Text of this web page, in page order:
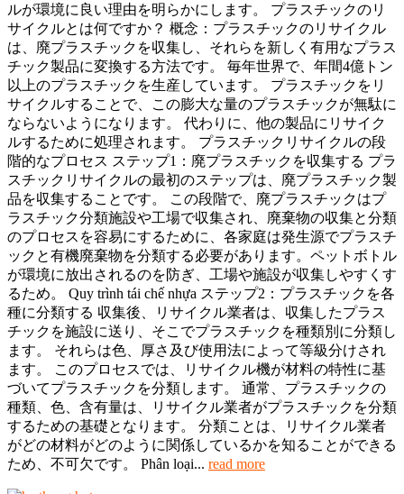
ルが環境に良い理由を明らかにします。 プラスチックのリ
サイクルとは何ですか？ 概念：プラスチックのリサイクル
は、廃プラスチックを収集し、それらを新しく有用なプラス
チック製品に変換する方法です。 毎年世界で、年間4億トン
以上のプラスチックを生産しています。 プラスチックをリ
サイクルすることで、この膨大な量のプラスチックが無駄に
ならないようになります。 代わりに、他の製品にリサイク
ルするために処理されます。 プラスチックリサイクルの段
階的なプロセス ステップ1：廃プラスチックを収集する プラ
スチックリサイクルの最初のステップは、廃プラスチック製
品を収集することです。 この段階で、廃プラスチックはプ
ラスチック分類施設や工場で収集され、廃棄物の収集と分類
のプロセスを容易にするために、各家庭は発生源でプラスチ
ックと有機廃棄物を分類する必要があります。ペットボトル
が環境に放出されるのを防ぎ、工場や施設が収集しやすくす
るため。 Quy trình tái chế nhựa ステップ2：プラスチックを各
種に分類する 収集後、リサイクル業者は、収集したプラス
チックを施設に送り、そこでプラスチックを種類別に分類し
ます。 それらは色、厚さ及び使用法によって等級分けされ
ます。 このプロセスでは、リサイクル機が材料の特性に基
づいてプラスチックを分類します。 通常、プラスチックの
種類、色、含有量は、リサイクル業者がプラスチックを分類
するための基礎となります。 分類ことは、リサイクル業者
がどの材料がどのように関係しているかを知ることができる
ため、不可欠です。 Phân loại... read more